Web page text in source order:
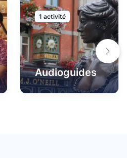
1 activité
Audioguides